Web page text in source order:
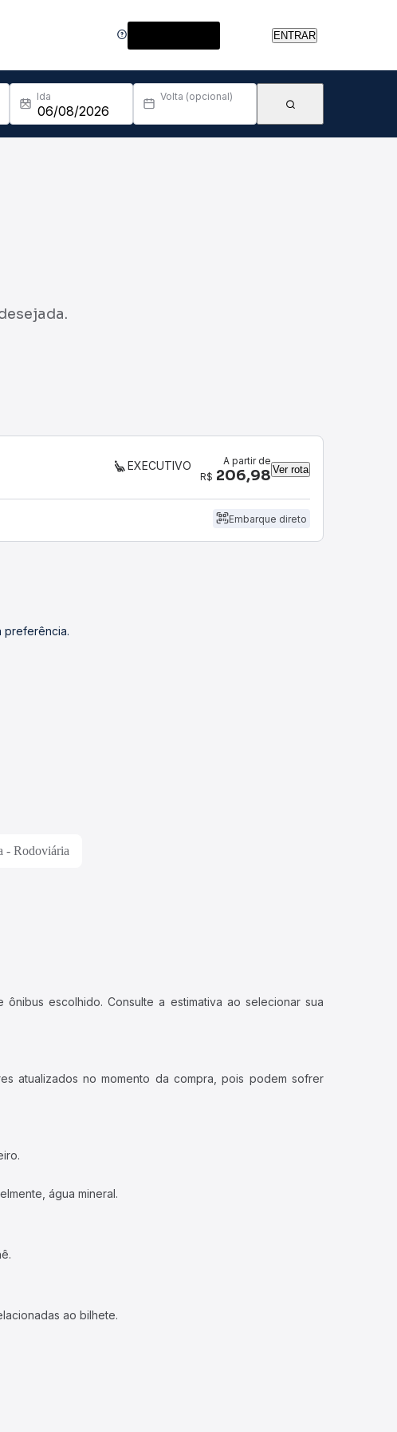
ENTRAR
Ida Volta (opcional)
EXECUTIVO
A partir de
R$ 206,98 Ver rota
Embarque direto
preferência.
- Rodoviária
escolhido. Consulte a estimativa ao selecionar sua
atualizados no momento da compra, pois podem sofrer
água mineral.
ao bilhete.